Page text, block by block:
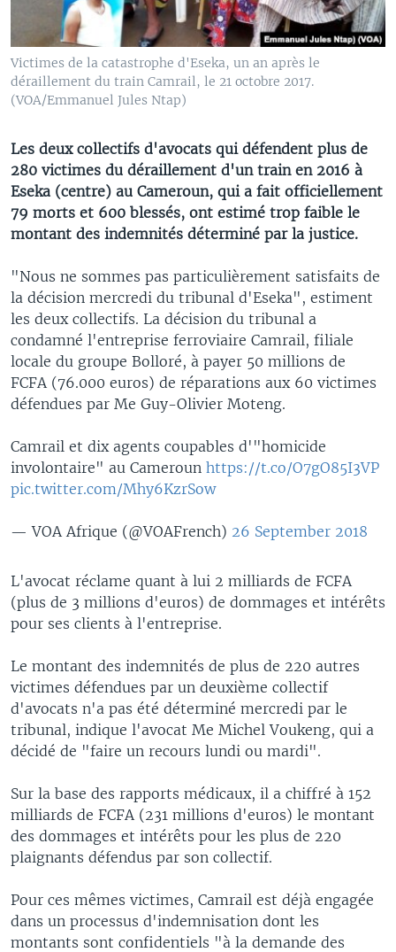
Victimes de la catastrophe d'Eseka, un an après le
déraillement du train Camrail, le 21 octobre 2017.
(VOA/Emmanuel Jules Ntap)
Les deux collectifs d'avocats qui défendent plus de
280 victimes du déraillement d'un train en 2016 à
Eseka (centre) au Cameroun, qui a fait officiellement
79 morts et 600 blessés, ont estimé trop faible le
montant des indemnités déterminé par la justice.
"Nous ne sommes pas particulièrement satisfaits de
la décision mercredi du tribunal d'Eseka", estiment
les deux collectifs. La décision du tribunal a
condamné l'entreprise ferroviaire Camrail, filiale
locale du groupe Bolloré, à payer 50 millions de
FCFA (76.000 euros) de réparations aux 60 victimes
défendues par Me Guy-Olivier Moteng.
Camrail et dix agents coupables d'"homicide
involontaire" au Cameroun https://t.co/O7gO85I3VP
pic.twitter.com/Mhy6KzrSow
— VOA Afrique (@VOAFrench) 26 September 2018
L'avocat réclame quant à lui 2 milliards de FCFA
(plus de 3 millions d'euros) de dommages et intérêts
pour ses clients à l'entreprise.
Le montant des indemnités de plus de 220 autres
victimes défendues par un deuxième collectif
d'avocats n'a pas été déterminé mercredi par le
tribunal, indique l'avocat Me Michel Voukeng, qui a
décidé de "faire un recours lundi ou mardi".
Sur la base des rapports médicaux, il a chiffré à 152
milliards de FCFA (231 millions d'euros) le montant
des dommages et intérêts pour les plus de 220
plaignants défendus par son collectif.
Pour ces mêmes victimes, Camrail est déjà engagée
dans un processus d'indemnisation dont les
montants sont confidentiels "à la demande des